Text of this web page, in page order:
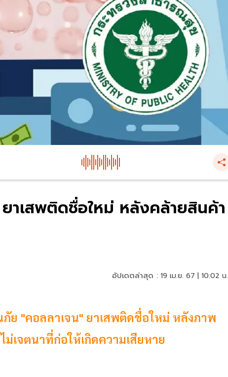
าเสพติดชื่อใหม่ หลังคล้ายสินค้า
อัปเดตล่าสุด : 19 เม.ย. 67 | 10:02 น.
ย "คอลลาเจน" ยาเสพติดชื่อใหม่ หลังภาพ
เจตนาที่ก่อให้เกิดความเสียหาย